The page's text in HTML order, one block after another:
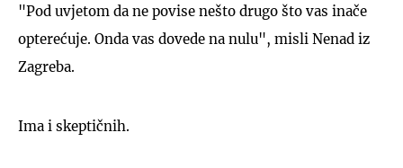
"Pod uvjetom da ne povise nešto drugo što vas inače
opterećuje. Onda vas dovede na nulu", misli Nenad iz
Zagreba.
Ima i skeptičnih.